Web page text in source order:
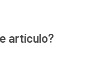
artículo?